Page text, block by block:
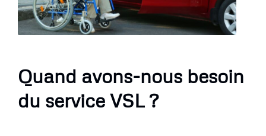
Quand avons-nous besoin
du service VSL ?